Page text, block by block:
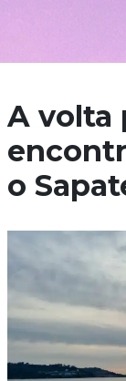
A volta
o